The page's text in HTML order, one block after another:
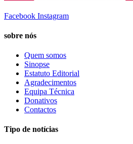
Facebook Instagram
sobre nós
Quem somos
Sinopse
Estatuto Editorial
Agradecimentos
Equipa Técnica
Donativos
Contactos
Tipo de notícias